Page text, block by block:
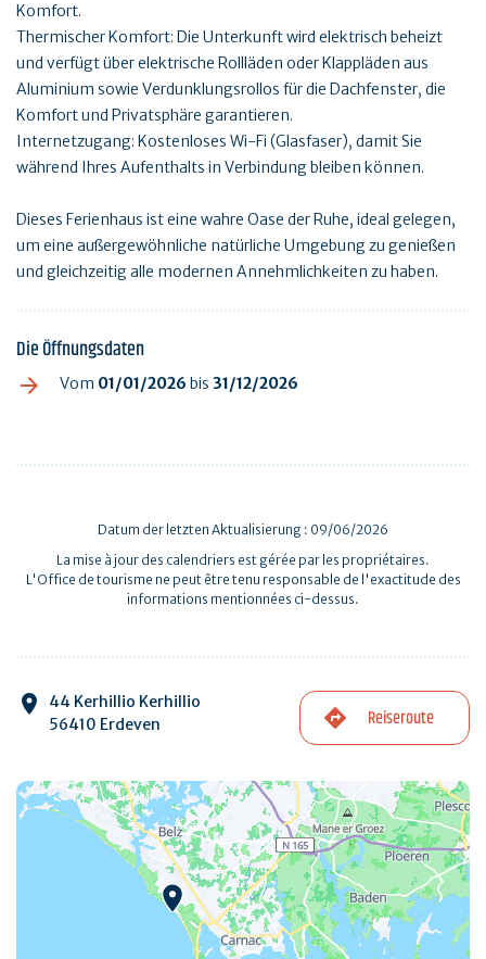
Komfort.
Thermischer Komfort: Die Unterkunft wird elektrisch beheizt
und verfügt über elektrische Rollläden oder Klappläden aus
Aluminium sowie Verdunklungsrollos für die Dachfenster, die
Komfort und Privatsphäre garantieren.
Internetzugang: Kostenloses Wi-Fi (Glasfaser), damit Sie
während Ihres Aufenthalts in Verbindung bleiben können.
Dieses Ferienhaus ist eine wahre Oase der Ruhe, ideal gelegen,
um eine außergewöhnliche natürliche Umgebung zu genießen
und gleichzeitig alle modernen Annehmlichkeiten zu haben.
Die Öffnungsdaten
Vom 01/01/2026 bis 31/12/2026
Datum der letzten Aktualisierung : 09/06/2026
La mise à jour des calendriers est gérée par les propriétaires.
L'Office de tourisme ne peut être tenu responsable de l'exactitude des
informations mentionnées ci-dessus.
44 Kerhillio Kerhillio
56410 Erdeven
Reiseroute